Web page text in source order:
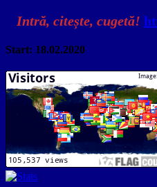
Intră, citește, cugetă!
Start: 18.02.2020